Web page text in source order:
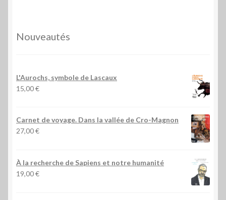
Nouveautés
L'Aurochs, symbole de Lascaux
15,00€
Carnet de voyage. Dans la vallée de Cro-Magnon
27,00€
À la recherche de Sapiens et notre humanité
19,00€